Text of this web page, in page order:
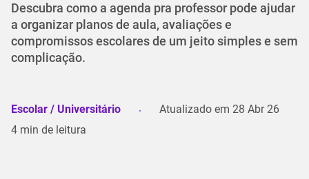
Descubra como a agenda pra professor pode ajudar
a organizar planos de aula, avaliações e
compromissos escolares de um jeito simples e sem
complicação.
Escolar / Universitário Atualizado em 28 Abr 26
4 min de leitura